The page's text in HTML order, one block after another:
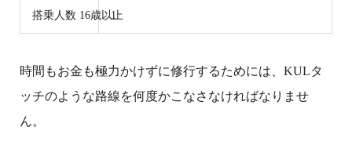
搭乗人数 16歳以上
1
時間もお金も極力かけずに修行するためには、KULタ
ッチのような路線を何度かこなさなければなりませ
ん。